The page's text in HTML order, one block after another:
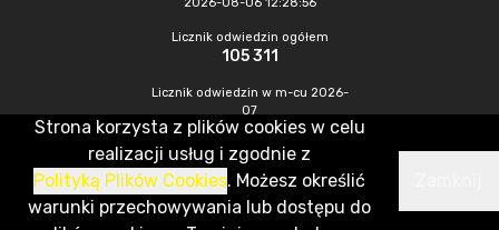
Licznik odwiedzin ogółem
105 311
Licznik odwiedzin w m-cu 2026-
07
687
CMS & Hosting: Nefeni Sp. z o.o.
Strona korzysta z plików cookies w celu
realizacji usług i zgodnie z
Polityką Plików Cookies. Możesz określić
warunki przechowywania lub dostępu do